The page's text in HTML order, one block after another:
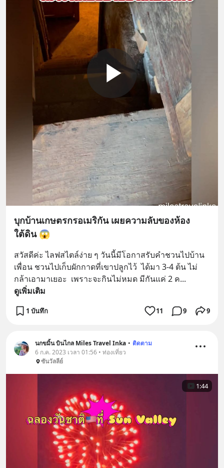
บุกบ้านเกษตรกรอเมริกัน เผยความลับของห้อง
ใต้ดิน 😱
สวัสดีค่ะ ไลฟสไตล์ง่าย ๆ วันนี้มีโอกาสรับคำชวนไปบ้าน
เพื่อน ชวนไปเก็บผักกาดที่เขาปลูกไว้  ได้มา 3-4 ต้น ไม่
กล้าเอามาเยอะ  เพราะจะกินไม่หมด มีกันแค่ 2 ค...
ดูเพิ่มเติม
1 บันทึก 11 9 9
นกขมิ้น บินไกล Miles Travel Inka • ติดตาม
6 ก.ค. 2023 เวลา 01:56 • ท่องเที่ยว
ซันวัลลีย์
1:44